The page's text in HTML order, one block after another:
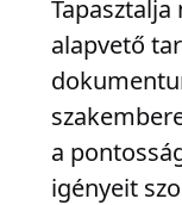
alapvető
a
igényeit